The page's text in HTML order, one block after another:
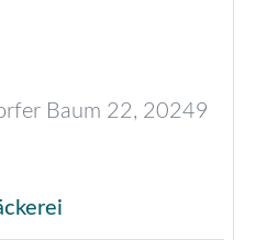
Baum 22, 20249